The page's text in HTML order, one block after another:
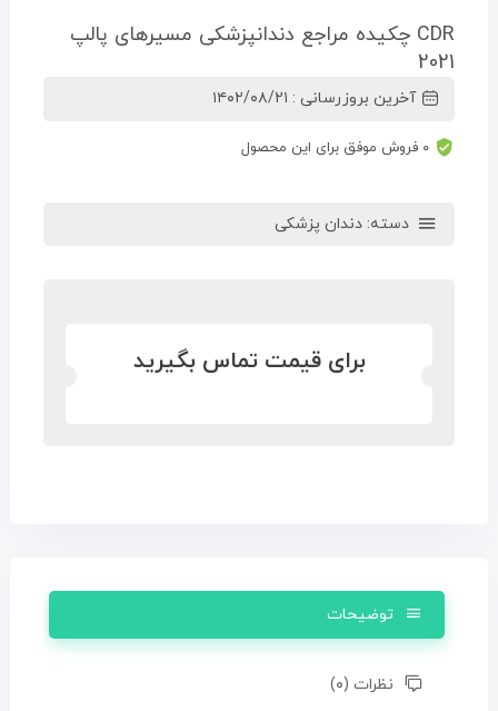
CDR چکیده مراجع دندانپزشکی مسیرهای پالپ
2021
آخرین بروزرسانی : ۱۴۰۲/۰۸/۲۱
۰ فروش موفق برای این محصول
دسته: دندان پزشکی
برای قیمت تماس بگیرید
توضیحات
نظرات (۰)